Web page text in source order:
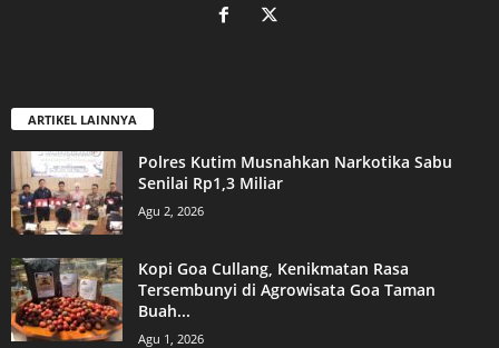
ARTIKEL LAINNYA
Polres Kutim Musnahkan Narkotika Sabu
Senilai Rp1,3 Miliar
Agu 2, 2026
Kopi Goa Cullang, Kenikmatan Rasa
Tersembunyi di Agrowisata Goa Taman
Buah...
Agu 1, 2026